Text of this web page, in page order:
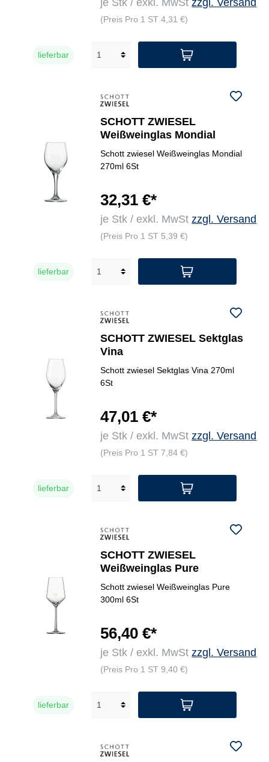
je Stk / exkl. MwStzzgl. Versand
(Preis Pro 1 ST 4,31 €)
lieferbar
SCHOTT ZWIESEL
Weißweinglas Mondial
Schott zwiesel Weißweinglas Mondial
270ml 6St
32,31 €*
je Stk / exkl. MwStzzgl. Versand
(Preis Pro 1 ST 5,39 €)
lieferbar
SCHOTT ZWIESEL Sektglas
Vina
Schott zwiesel Sektglas Vina 270ml
6St
47,01 €*
je Stk / exkl. MwStzzgl. Versand
(Preis Pro 1 ST 7,84 €)
lieferbar
SCHOTT ZWIESEL
Weißweinglas Pure
Schott zwiesel Weißweinglas Pure
300ml 6St
56,40 €*
je Stk / exkl. MwStzzgl. Versand
(Preis Pro 1 ST 9,40 €)
lieferbar